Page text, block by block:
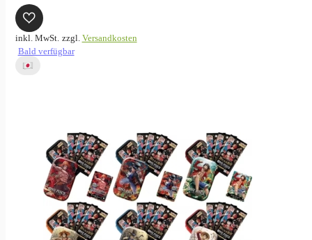
inkl. MwSt. zzgl. Versandkosten
Bald verfügbar